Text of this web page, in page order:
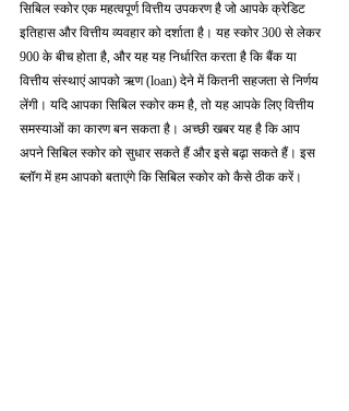
सिबिल स्कोर एक महत्वपूर्ण वित्तीय उपकरण है जो आपके क्रेडिट
इतिहास और वित्तीय व्यवहार को दर्शाता है। यह स्कोर 300 से लेकर
900 के बीच होता है, और यह यह निर्धारित करता है कि बैंक या
वित्तीय संस्थाएं आपको ऋण (loan) देने में कितनी सहजता से निर्णय
लेंगी। यदि आपका सिबिल स्कोर कम है, तो यह आपके लिए वित्तीय
समस्याओं का कारण बन सकता है। अच्छी खबर यह है कि आप
अपने सिबिल स्कोर को सुधार सकते हैं और इसे बढ़ा सकते हैं। इस
ब्लॉग में हम आपको बताएंगे कि सिबिल स्कोर को कैसे ठीक करें।